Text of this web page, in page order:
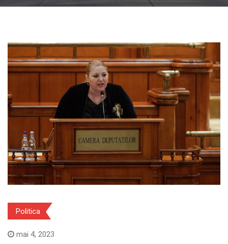
Politica
mai 4, 2023